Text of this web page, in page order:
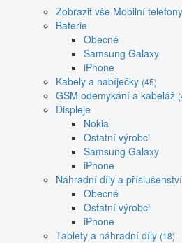
Zobrazit vše Mobilní
Baterie
Obecné
Samsung Galaxy
iPhone
Kabely a nabíječky (45)
GSM odemykání a kabeláž
Displeje
Nokia
Ostatní výrobci
Samsung Galaxy
iPhone
Náhradní díly a příslušenství
Obecné
Ostatní výrobci
iPhone
Tablety a náhradní díly (18)